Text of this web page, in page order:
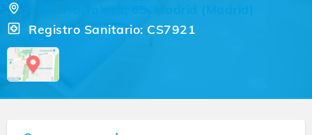
Calle Hortaleza, 65, Madrid (Madrid)
Registro Sanitario: CS7921